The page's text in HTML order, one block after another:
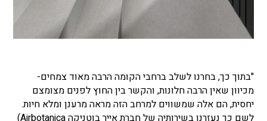
"בתוך כך, בחרנו לשלב ברחבי הקומה הרבה מאוד צמחים-
מכיוון שאין הרבה חלונות, והקשר בין החוץ לפנים מצומצם
יחסית, הם אלה שמשווים למרחב הזה מראה מרענן ומלא חיות.
לשם כך נעזרנו בשירותיה של חברת אייר בוטניקה Airbotanica)